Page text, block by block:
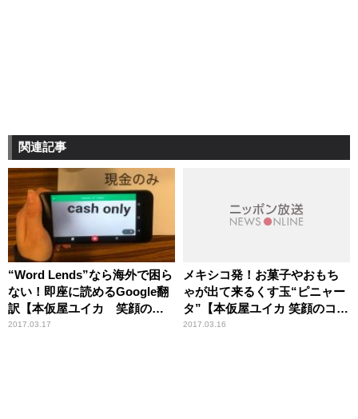
関連記事
“Word Lends”なら海外で困ら
ない！即座に読めるGoogle翻
訳【本仮屋ユイカ 笑顔のコ
コロエ】
2017.03.17
メキシコ発！お菓子やおもち
ゃが出て来るくす玉“ピニャー
タ”【本仮屋ユイカ 笑顔のココ
ロエ】
2017.03.16